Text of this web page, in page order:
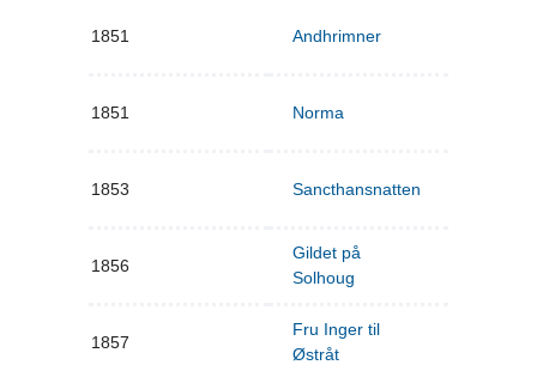
1851 Andhrimner
1851 Norma
1853 Sancthansnatten
1856
Gildet på
Solhoug
1857
Fru Inger til
Østråt